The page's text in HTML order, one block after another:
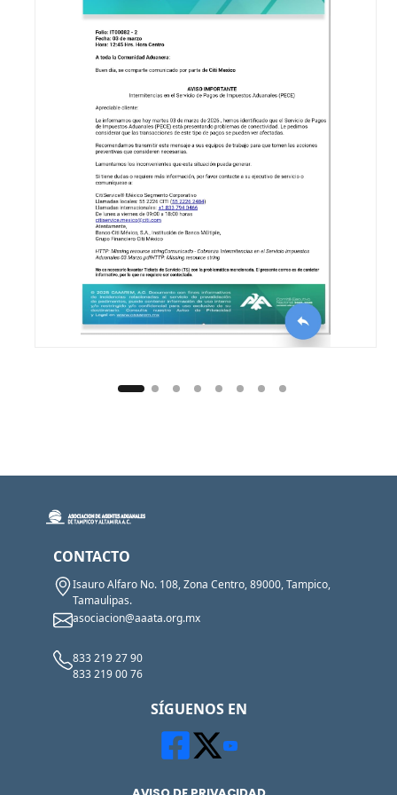
CONTACTO
Isauro Alfaro No. 108, Zona Centro, 89000, Tampico,
Tamaulipas.
asociacion@aaata.org.mx
833 219 27 90
833 219 00 76
SÍGUENOS EN